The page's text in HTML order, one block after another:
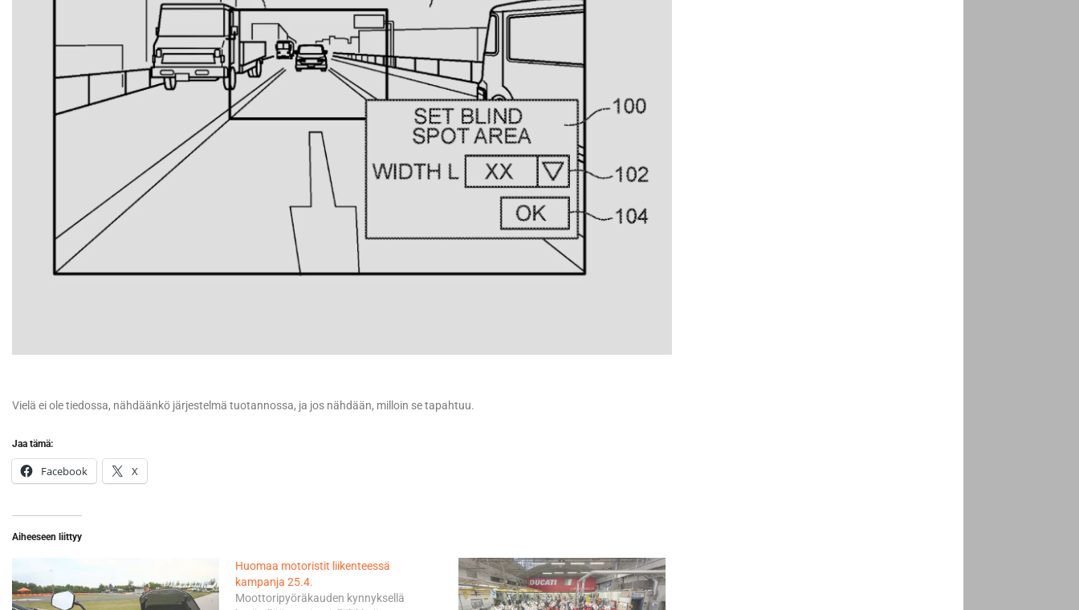
Vielä ei ole tiedossa, nähdäänkö järjestelmä tuotannossa, ja jos nähdään, milloin se tapahtuu.
Jaa tämä:
Facebook X
Aiheeseen liittyy
Huomaa motoristit liikenteessä
kampanja 25.4.
Moottoripyöräkauden kynnyksellä